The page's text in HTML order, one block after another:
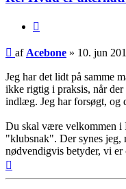
Indlæg
af Acebone » 10. jun
Jeg har det lidt på samme
ikke rigtig i praksis, når
indlæg. Jeg har forsøgt, og
Du skal være velkommen i
"klubsnak". Der synes jeg,
nødvendigvis betyder, vi er